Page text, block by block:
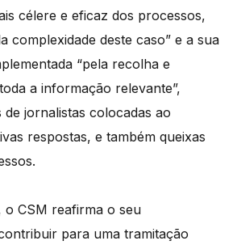
célere e eficaz dos processos,
complexidade deste caso” e a sua
“pela recolha e
a informação relevante”,
jornalistas colocadas ao
respostas, e também queixas
o CSM reafirma o seu
para uma tramitação